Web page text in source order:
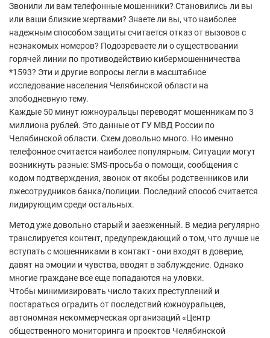
Звонили ли вам телефонные мошенники? Становились ли вы
или ваши близкие жертвами? Знаете ли вы, что наиболее
надежным способом защиты считается отказ от вызовов с
незнакомых номеров? Подозреваете ли о существовании
горячей линии по противодействию кибермошенничества
*1593? Эти и другие вопросы легли в масштабное
исследование населения Челябинской области на
злободневную тему.
Каждые 50 минут южноуральцы переводят мошенникам по 3
миллиона рублей. Это данные от ГУ МВД России по
Челябинской области. Схем довольно много. Но именно
телефонное считается наиболее популярным. Ситуации могут
возникнуть разные: SMS-просьба о помощи, сообщения с
кодом подтверждения, звонок от якобы родственников или
лжесотрудников банка/полиции. Последний способ считается
лидирующим среди остальных.
Метод уже довольно старый и заезженный. В медиа регулярно
транслируется контент, предупреждающий о том, что лучше не
вступать с мошенниками в контакт - они входят в доверие,
давят на эмоции и чувства, вводят в заблуждение. Однако
многие граждане все еще попадаются на уловки.
Чтобы минимизировать число таких преступлений и
постараться оградить от последствий южноуральцев,
автономная некоммерческая организаций «Центр
общественного мониторинга и проектов Челябинской